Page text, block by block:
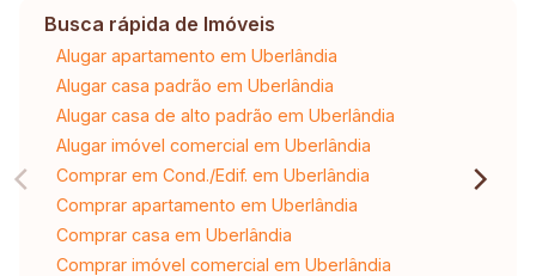
Busca rápida de Imóveis
Alugar apartamento em Uberlândia
Alugar casa padrão em Uberlândia
Alugar casa de alto padrão em Uberlândia
Alugar imóvel comercial em Uberlândia
Comprar em Cond./Edif. em Uberlândia
Comprar apartamento em Uberlândia
Comprar casa em Uberlândia
Comprar imóvel comercial em Uberlândia